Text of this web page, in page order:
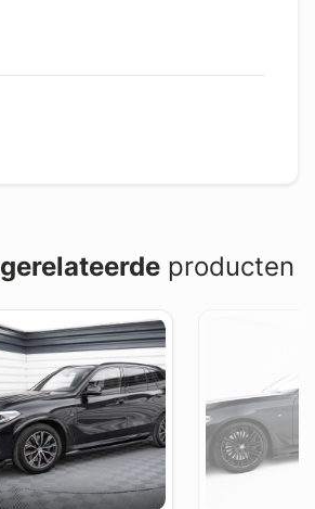
gerelateerdeproducten